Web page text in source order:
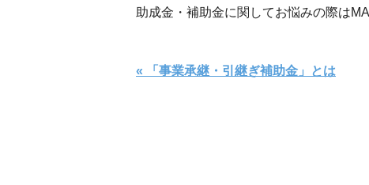
助成金・補助金に関してお悩みの際は
« 「事業承継・引継ぎ補助金」とは